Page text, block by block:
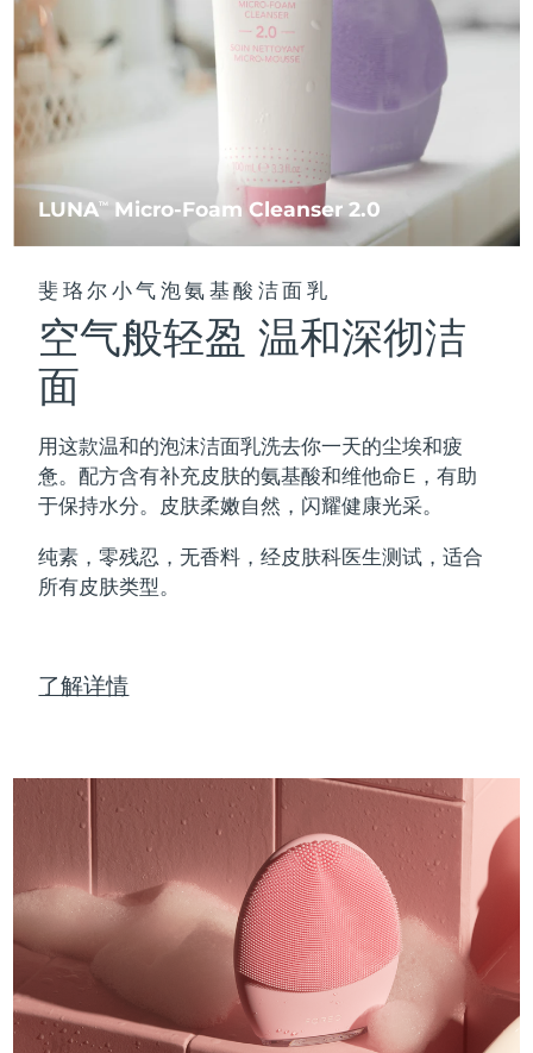
LUNATM Micro-Foam Cleanser 2.0
斐珞尔小气泡氨基酸洁面乳
空气般轻盈 温和深彻洁
面
用这款温和的泡沫洁面乳洗去你一天的尘埃和疲
惫。配方含有补充皮肤的氨基酸和维他命E，有助
于保持水分。皮肤柔嫩自然，闪耀健康光采。
纯素，零残忍，无香料，经皮肤科医生测试，适合
所有皮肤类型。
了解详情
LUNA™ 4 go
For travel or gym bag
LUNA™ 护肤
Premium cleansers & balm
LUNA™ 设备
All facial cleansing devices
BEAR™ 设备
All premium facelift devices
UFO™ 3 go
Portable red light therapy
Rejuvenation & hydration
UFO™ 设备
All deep facial hydration devices
issa™ 4 baby
For ages 0-3
issa™ Teeth Whitening Set
Dual LED + sonic device & 18% PAP gel
ISSA™ 设备
All silicone sonic toothbrushes
FAQ™ 102
Advanced clinical anti-aging
FAQ™ 103
Luxurious clinical anti-aging set
FAQ™ P1 Primer
FAQ™产品
All anti-aging treatments
FAQ™ 202
LED mask
FAQ™ 211
Anti-aging neck & décolleté LED mask
FAQ™ 221
FAQ™产品
All LED treatments
生发
FAQ™ 301
LED hair strengthening scalp massager
FAQ™ Scalp Serum
Scalp recovery probiotic serum
FAQ™护肤品
All FAQ™ skincare
All hair treatments
肌肤年轻化
FAQ™ 501
Full-Spectrum Red Light Therapy
FAQ™ 502
Full-Spectrum Red Light Therapy
FAQ™ Red Light Serum
All FAQ™ skincare
FAQ™ products
All toning treatments
NEW
脱毛
Professional IPL hair removal device
IPL hair removal
PEACH™ Cooling Prep Gel
Cooling IPL hair removal gel
Microcurrent body toning
Massaging body brush
痘肌护理
ESPADA™ 2 plus
Recurring acne LED therapy
ESPADA™ Blemish Solution
Concentrated acne gel
ESPADA™ 设备
All acne treatment devices
眼部护理
BEAR™ 2 eyes & lips
Microcurrent line smoothing device
眼部护肤
Advanced eye care treatment
眼部护理设备
All revitalizing eye massagers
KIWI™
Blackhead remover
KIWI™ 皮肤护理
Advanced pore care essentials
FLIP™ play advanced
LED light hairbrush
LUNA™ Dual-Peptide Scalp
For healthy hair
牙齿美白
issa™ Teeth Whitening Set
Dual LED + sonic device & 18% PAP gel
issa™ Teeth Whitening Gel
更多的
护肤品 男士
克罗地亚 预计送达日期8/9/26
塞浦路斯 8/10/26
捷克 预计送达日期
丹麦 预计送达日期8/9/26
芬兰
法国
德国 预计送达日期8/9/26
希腊
匈牙利
印度尼西亚 预计送达日期 8/7/26
爱尔兰 预计送达日期 8/9/26
马恩岛 预计送达日期8/11/26
预计送达日期
意大利 预计送达日期 8/9/26